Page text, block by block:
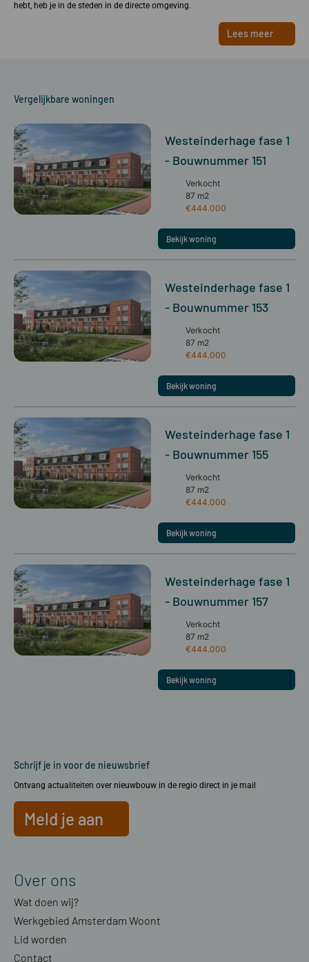
hebt, heb je in de steden in de directe omgeving.
Lees meer
Vergelijkbare woningen
Westeinderhage fase 1
- Bouwnummer 151
Verkocht
87 m2
€444.000
Bekijk woning
Westeinderhage fase 1
- Bouwnummer 153
Verkocht
87 m2
€444.000
Bekijk woning
Westeinderhage fase 1
- Bouwnummer 155
Verkocht
87 m2
€444.000
Bekijk woning
Westeinderhage fase 1
- Bouwnummer 157
Verkocht
87 m2
€444.000
Bekijk woning
Schrijf je in voor de nieuwsbrief
Ontvang actualiteiten over nieuwbouw in de regio direct in je mail
Meld je aan
Over ons
Wat doen wij?
Werkgebied Amsterdam Woont
Lid worden
Contact